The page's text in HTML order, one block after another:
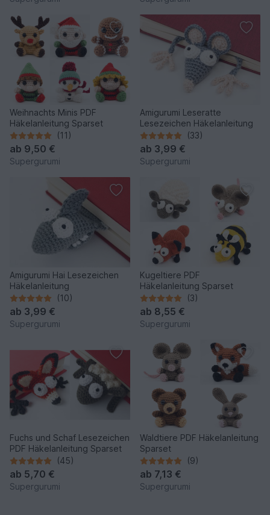
Weihnachts Minis PDF
Häkelanleitung Sparset
(11)
ab 9,50 €
Supergurumi
Amigurumi Leseratte
Lesezeichen Häkelanleitung
(33)
ab 3,99 €
Supergurumi
Amigurumi Hai Lesezeichen
Häkelanleitung
(10)
ab 3,99 €
Supergurumi
Kugeltiere PDF
Häkelanleitung Sparset
(3)
ab 8,55 €
Supergurumi
Fuchs und Schaf Lesezeichen
PDF Häkelanleitung Sparset
(45)
ab 5,70 €
Supergurumi
Waldtiere PDF Häkelanleitung
Sparset
(9)
ab 7,13 €
Supergurumi